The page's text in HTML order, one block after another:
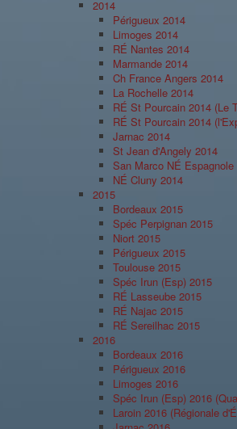
2014
Périgueux 2014
Limoges 2014
RÉ Nantes 2014
Marmande 2014
Ch France Angers 2014
La Rochelle 2014
RÉ St Pourcain 2014 (Le
RÉ St Pourcain 2014
Jarnac 2014
St Jean d'Angely 2014
San Marco NÉ Espagnole
NÉ Cluny 2014
2015
Bordeaux 2015
Spéc Perpignan 2015
Niort 2015
Périgueux 2015
Toulouse 2015
Spéc Irun (Esp) 2015
RÉ Lasseube 2015
RÉ Najac 2015
RÉ Sereilhac 2015
2016
Bordeaux 2016
Périgueux 2016
Limoges 2016
Spéc Irun (Esp) 2016
Laroin 2016 (Régionale